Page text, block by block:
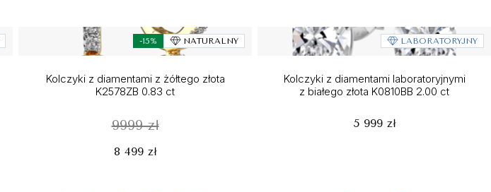
-15% NATURALNY
Kolczyki z diamentami z żółtego złota
K2578ZB 0.83 ct
9999 zł
8 499 zł
LABORATORYJNY
Kolczyki z diamentami laboratoryjnymi
z białego złota K0810BB 2.00 ct
5 999 zł